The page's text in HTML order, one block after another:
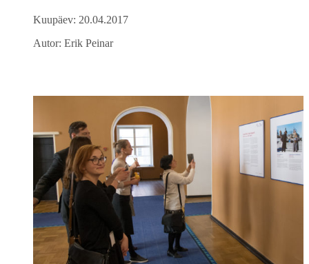
Kuupäev: 20.04.2017
Autor: Erik Peinar